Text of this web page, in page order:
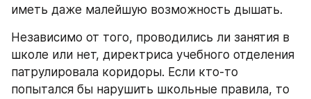
иметь даже малейшую возможность дышать.
Независимо от того, проводились ли занятия в
школе или нет, директриса учебного отделения
патрулировала коридоры. Если кто-то
попытался бы нарушить школьные правила, то